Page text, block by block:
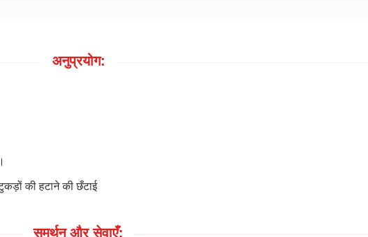
अनुप्रयोग:
की हटाने की छँटाई
समर्थन और सेवाएँ: